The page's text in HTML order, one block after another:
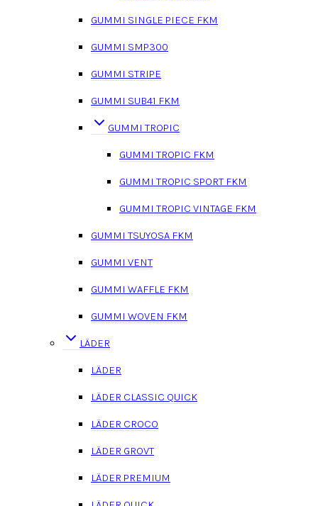
GUMMI SINGLE PIECE FKM
GUMMI SMP300
GUMMI STRIPE
GUMMI SUB41 FKM
GUMMI TROPIC
GUMMI TROPIC FKM
GUMMI TROPIC SPORT FKM
GUMMI TROPIC VINTAGE FKM
GUMMI TSUYOSA FKM
GUMMI VENT
GUMMI WAFFLE FKM
GUMMI WOVEN FKM
LÄDER
LÄDER
LÄDER CLASSIC QUICK
LÄDER CROCO
LÄDER GROVT
LÄDER PREMIUM